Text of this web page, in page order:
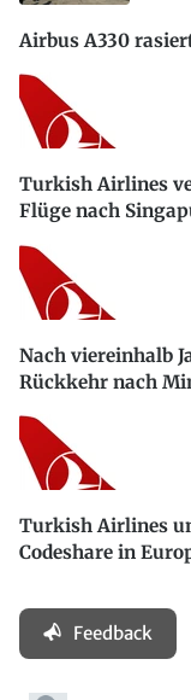
Airbus A330
Turkish Airlines
Flüge nach
Nach viereinhalb
Rückkehr nach
Turkish Airlines
Codeshare in
Feedback